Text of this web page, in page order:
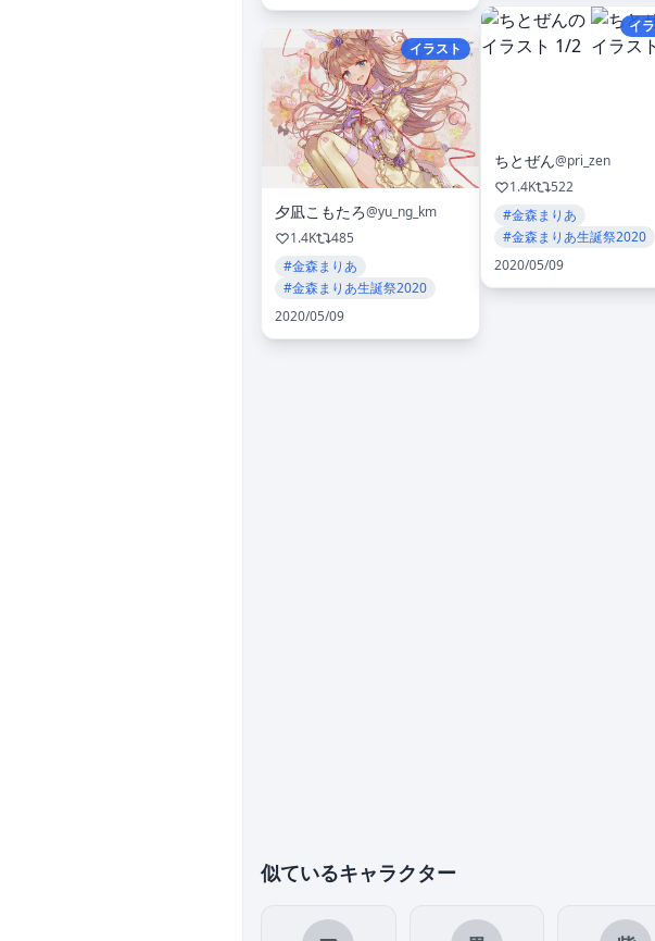
イラスト
夕凪こもたろ@yu_ng_km
1.4K
485
#金森まりあ
#金森まりあ生誕祭2020
2020/05/09
イ
ちとぜん@pri_zen
1.4K
522
#金森まりあ
#金森まりあ生誕祭2020
2020/05/09
似ているキャラクター